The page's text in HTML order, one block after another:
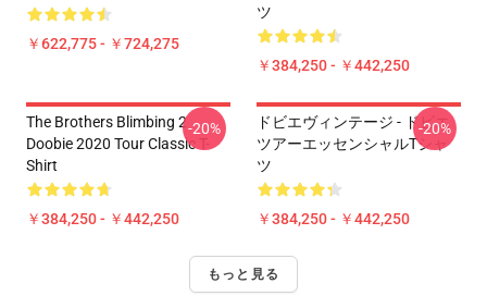
￥622,775 - ￥724,275
ツ
￥384,250 - ￥442,250
The Brothers Blimbing 2
Doobie 2020 Tour Classic T-
Shirt
￥384,250 - ￥442,250
-20%
ドビエヴィンテージ - ドビエ
ツアーエッセンシャルTシャ
ツ
￥384,250 - ￥442,250
-20%
もっと見る